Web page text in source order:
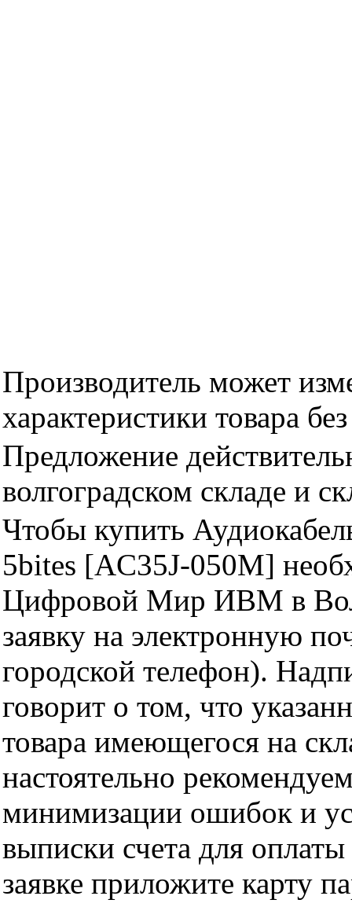
Производитель может
характеристики товара
Предложение
волгоградском складе и
Чтобы купить
5bites [AC35J-050M]
Цифровой Мир ИВМ в
заявку на электронную
городской телефон).
говорит о том, что
товара имеющегося на
настоятельно
минимизации ошибок и
выписки счета для
заявке приложите карту